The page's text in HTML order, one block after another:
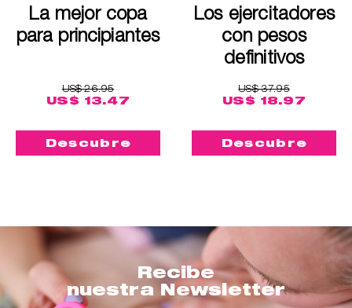
La mejor copa
para principiantes
US$ 26.95
US$ 13.47
Descubre
Los ejercitadores
con pesos
definitivos
US$ 37.95
US$ 18.97
Descubre
Recibe
nuestra Newsletter